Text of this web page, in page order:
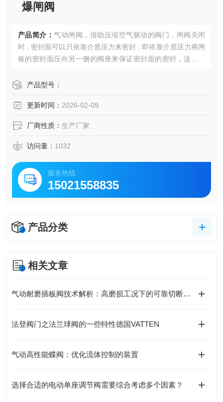
爆闸阀
产品简介： 气动闸阀，借助压缩空气驱动的阀门，闸阀关闭
时 , 密封面可以只依靠介质压力来密封 , 即依靠介质压力将闸
板的密封面压向另一侧的阀座来保证密封面的密封，这就是
靠外力强行将闸板压向阀座 , 以保证密封面的密封性电德国进
产品型号：
更新时间： 2026-02-09
厂商性质： 生产厂家
访问量： 1032
服务热线
15021558835
产品分类
相关文章
气动耐磨插板阀技术解析：高磨损工况下的可靠切断方案
法登阀门之法兰球阀的一些特性德国VATTEN
气动高性能蝶阀：优化流体控制的装置
选择合适的电动单座调节阀需要综合考虑多个因素？